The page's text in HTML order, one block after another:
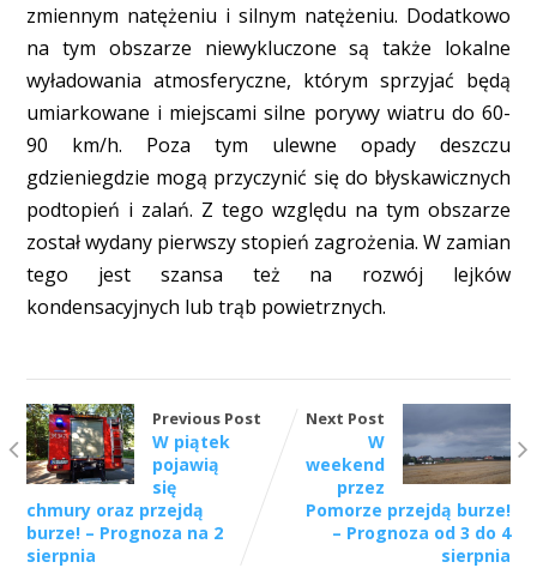
zmiennym natężeniu i silnym natężeniu. Dodatkowo
na tym obszarze niewykluczone są także lokalne
wyładowania atmosferyczne, którym sprzyjać będą
umiarkowane i miejscami silne porywy wiatru do 60-
90 km/h. Poza tym ulewne opady deszczu
gdzieniegdzie mogą przyczynić się do błyskawicznych
podtopień i zalań. Z tego względu na tym obszarze
został wydany pierwszy stopień zagrożenia. W zamian
tego jest szansa też na rozwój lejków
kondensacyjnych lub trąb powietrznych.
Previous Post
W piątek
pojawią
się
chmury oraz przejdą
burze! – Prognoza na 2
sierpnia
Next Post
W
weekend
przez
Pomorze przejdą burze!
– Prognoza od 3 do 4
sierpnia